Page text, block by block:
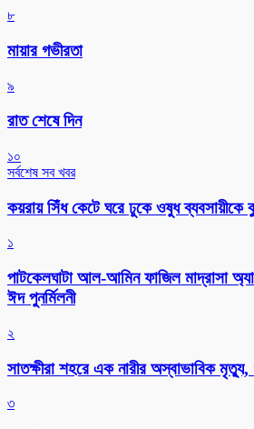
৮
মায়ার গভীরতা
৯
রাত শেষে দিন
১০
সর্বশেষ সব খবর
কয়রায় সিঁধ কেটে ঘরে ঢুকে ওষুধ ব্যবসায়ীকে
১
পাটকেলঘাটা আল-আমিন ফাজিল মাদ্রাসা
ঈদ পুনর্মিলনী
২
সাতক্ষীরা শহরে এক নারীর অস্বাভাবিক
৩